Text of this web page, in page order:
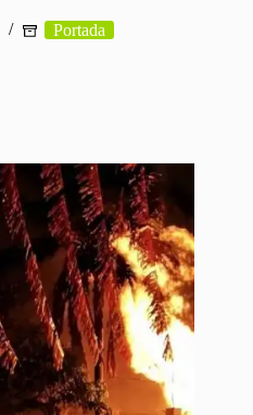
Portada